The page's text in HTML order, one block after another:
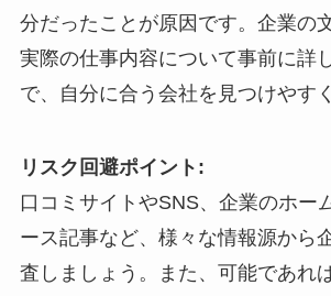
分だったことが原因です。企業の
実際の仕事内容について事前に詳
で、自分に合う会社を見つけやす
リスク回避ポイント:
口コミサイトやSNS、企業のホー
ース記事など、様々な情報源から
査しましょう。また、可能であれ